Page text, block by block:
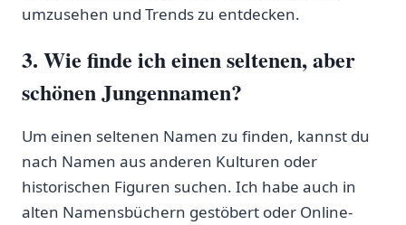
umzusehen und Trends zu entdecken.
3. Wie finde⁣ ich ⁢einen seltenen,​ aber
⁣schönen Jungennamen?
Um‌ einen ⁤seltenen ‍Namen zu finden, kannst du
nach Namen aus anderen Kulturen oder
‌historischen‌ Figuren suchen. Ich habe auch‍ in
⁣alten Namensbüchern gestöbert oder Online-